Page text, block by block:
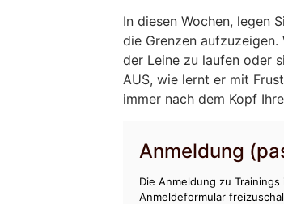
In diesen Wochen, legen
die Grenzen
der Leine zu laufen oder
AUS, wie lernt er mit
immer nach dem Kopf
Anmeldung
Die Anmeldung zu
Anmeldeformular